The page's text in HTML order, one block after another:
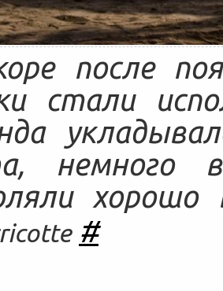
после
стали
немного
#